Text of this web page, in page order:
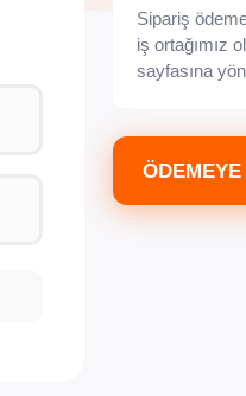
Sipariş
iş ortağımız
sayfasına
ÖDEMEYE